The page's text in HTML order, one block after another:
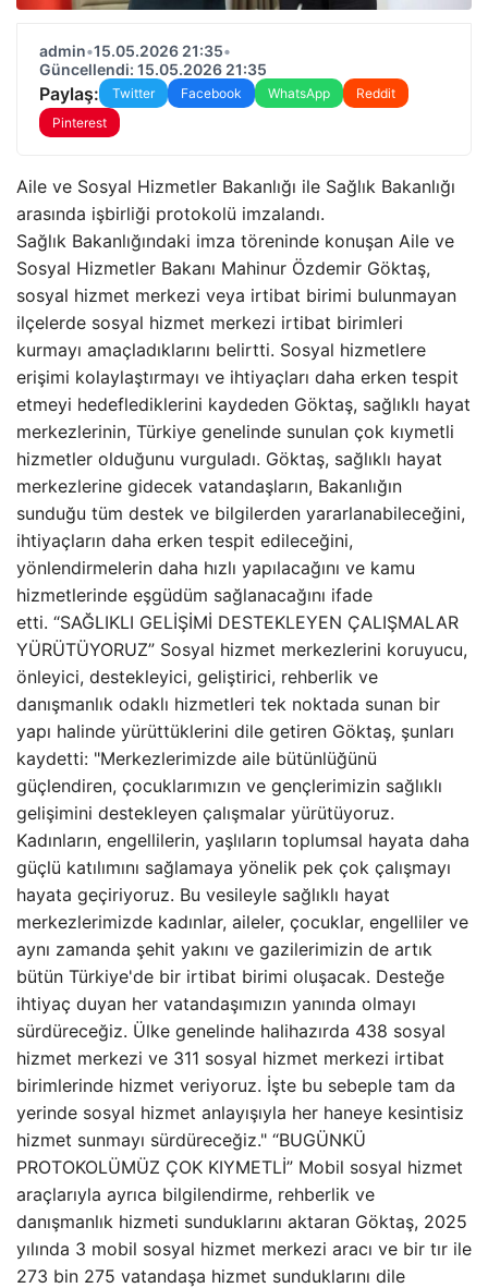
admin•15.05.2026 21:35•
Güncellendi: 15.05.2026 21:35
Paylaş: Twitter Facebook WhatsApp
Reddit
Pinterest
Aile ve Sosyal Hizmetler Bakanlığı ile Sağlık Bakanlığı
arasında işbirliği protokolü imzalandı.
Sağlık Bakanlığındaki imza töreninde konuşan Aile ve
Sosyal Hizmetler Bakanı Mahinur Özdemir Göktaş,
sosyal hizmet merkezi veya irtibat birimi bulunmayan
ilçelerde sosyal hizmet merkezi irtibat birimleri
kurmayı amaçladıklarını belirtti. Sosyal hizmetlere
erişimi kolaylaştırmayı ve ihtiyaçları daha erken tespit
etmeyi hedeflediklerini kaydeden Göktaş, sağlıklı hayat
merkezlerinin, Türkiye genelinde sunulan çok kıymetli
hizmetler olduğunu vurguladı. Göktaş, sağlıklı hayat
merkezlerine gidecek vatandaşların, Bakanlığın
sunduğu tüm destek ve bilgilerden yararlanabileceğini,
ihtiyaçların daha erken tespit edileceğini,
yönlendirmelerin daha hızlı yapılacağını ve kamu
hizmetlerinde eşgüdüm sağlanacağını ifade
etti. “SAĞLIKLI GELİŞİMİ DESTEKLEYEN ÇALIŞMALAR
YÜRÜTÜYORUZ” Sosyal hizmet merkezlerini koruyucu,
önleyici, destekleyici, geliştirici, rehberlik ve
danışmanlık odaklı hizmetleri tek noktada sunan bir
yapı halinde yürüttüklerini dile getiren Göktaş, şunları
kaydetti: "Merkezlerimizde aile bütünlüğünü
güçlendiren, çocuklarımızın ve gençlerimizin sağlıklı
gelişimini destekleyen çalışmalar yürütüyoruz.
Kadınların, engellilerin, yaşlıların toplumsal hayata daha
güçlü katılımını sağlamaya yönelik pek çok çalışmayı
hayata geçiriyoruz. Bu vesileyle sağlıklı hayat
merkezlerimizde kadınlar, aileler, çocuklar, engelliler ve
aynı zamanda şehit yakını ve gazilerimizin de artık
bütün Türkiye'de bir irtibat birimi oluşacak. Desteğe
ihtiyaç duyan her vatandaşımızın yanında olmayı
sürdüreceğiz. Ülke genelinde halihazırda 438 sosyal
hizmet merkezi ve 311 sosyal hizmet merkezi irtibat
birimlerinde hizmet veriyoruz. İşte bu sebeple tam da
yerinde sosyal hizmet anlayışıyla her haneye kesintisiz
hizmet sunmayı sürdüreceğiz." “BUGÜNKÜ
PROTOKOLÜMÜZ ÇOK KIYMETLİ” Mobil sosyal hizmet
araçlarıyla ayrıca bilgilendirme, rehberlik ve
danışmanlık hizmeti sunduklarını aktaran Göktaş, 2025
yılında 3 mobil sosyal hizmet merkezi aracı ve bir tır ile
273 bin 275 vatandaşa hizmet sunduklarını dile